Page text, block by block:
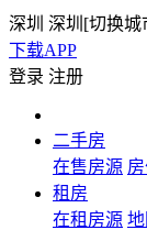
深圳 深圳[切换城
下载APP
登录 注册
二手房
在售房源
租房
在租房源